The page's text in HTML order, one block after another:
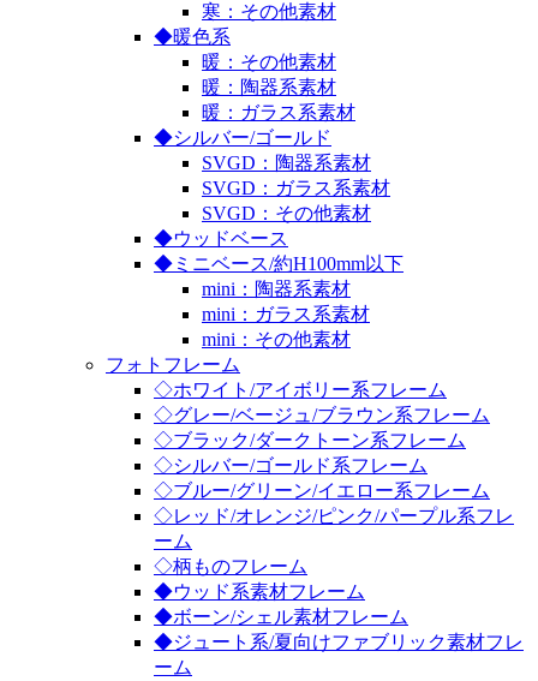
寒：その他素材
◆暖色系
暖：その他素材
暖：陶器系素材
暖：ガラス系素材
◆シルバー/ゴールド
SVGD：陶器系素材
SVGD：ガラス系素材
SVGD：その他素材
◆ウッドベース
◆ミニベース/約H100mm以下
mini：陶器系素材
mini：ガラス系素材
mini：その他素材
フォトフレーム
◇ホワイト/アイボリー系フレーム
◇グレー/ベージュ/ブラウン系フレーム
◇ブラック/ダークトーン系フレーム
◇シルバー/ゴールド系フレーム
◇ブルー/グリーン/イエロー系フレーム
◇レッド/オレンジ/ピンク/パープル系フレ
ーム
◇柄ものフレーム
◆ウッド系素材フレーム
◆ボーン/シェル素材フレーム
◆ジュート系/夏向けファブリック素材フレ
ーム